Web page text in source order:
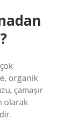
organik
çamaşır
olarak